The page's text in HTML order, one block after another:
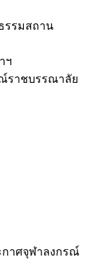
รรมสถาน
ฯ
ราชบรรณาลัย
กาศจุฬาลงกรณ์